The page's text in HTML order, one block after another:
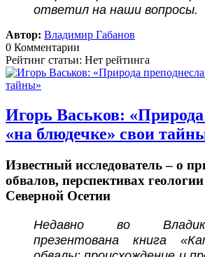
ответил на наши вопросы.
Автор: Владимир Габанов
0 Комментарии
Рейтинг статьи: Нет рейтинга
Игорь Васьков: «Природа
«на блюдечке» свои
Известный исследователь – о
обвалов, перспективах
Северной Осетии
Недавно во
презентована книга